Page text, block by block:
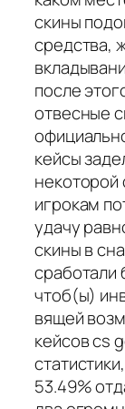
скины
средства,
после
отвесные
кейсы
некоторой
игрокам
удачу
скины в
сработали
чтоб(ы)
вящей
кейсов cs
53.49%